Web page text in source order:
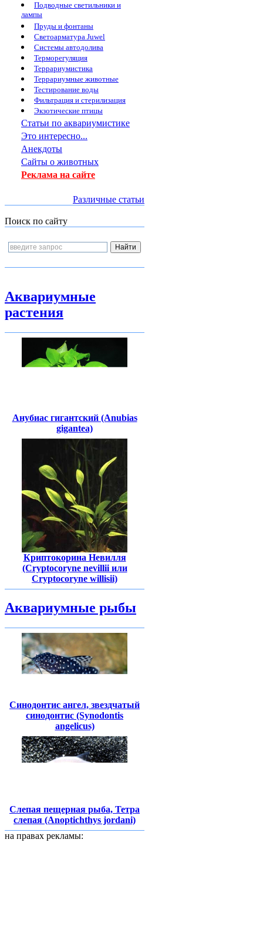
Подводные светильники и
лампы
Пруды и фонтаны
Светоарматура Juwel
Системы автодолива
Терморегуляция
Террариумистика
Террариумные животные
Тестирование воды
Фильтрация и стерилизация
Экзотические птицы
Статьи по аквариумистике
Это интересно...
Анекдоты
Сайты о животных
Реклама на сайте
Различные статьи
Поиск по сайту
Аквариумные
растения
Анубиас гигантский (Anubias
gigantea)
Криптокорина Невилля
(Cryptocoryne nevillii или
Cryptocoryne willisii)
Аквариумные рыбы
Синодонтис ангел, звездчатый
синодонтис (Synodontis
angelicus)
Слепая пещерная рыба, Тетра
слепая (Anoptichthys jordani)
на правах рекламы: